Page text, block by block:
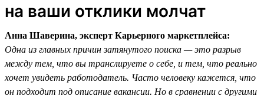
на ваши отклики молчат
Анна Шаверина, эксперт Карьерного маркетплейса:
Одна из главных причин затянутого поиска — это разрыв
между тем, что вы транслируете о себе, и тем, что реально
хочет увидеть работодатель. Часто человеку кажется, что
он подходит под описание вакансии. Но в сравнении с другими